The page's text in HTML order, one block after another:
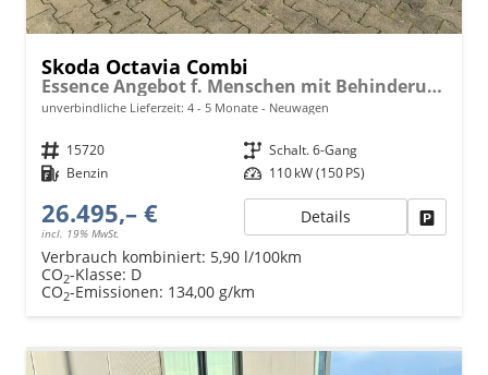
Skoda Octavia Combi
Essence Angebot f. Menschen mit Behinderung ab 50 %! 1.5 TSI 150PS, 2-Zonen-Climatronic, Parksensoren hinten, Radio 10"/Bluetooth/DAB, Tempomat, LED-Scheinwerfer, M-Lederlenkrad, Dachreling, 8x Airbags
unverbindliche Lieferzeit: 4 - 5 Monate Neuwagen
Fahrzeugnr. 15720 Getriebe Schalt. 6-Gang
Kraftstoff Benzin Leistung 110 kW (150 PS)
26.495,– €
incl. 19% MwSt.
Details
Verbrauch kombiniert: 5,90 l/100km
CO2-Klasse: D
CO2-Emissionen: 134,00 g/km